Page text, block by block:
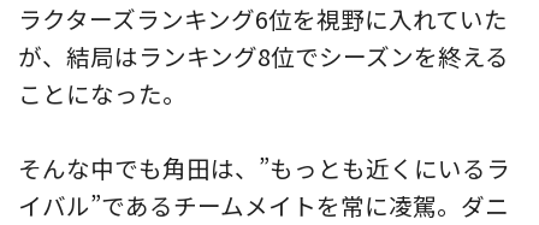
ラクターズランキング6位を視野に入れていた
が、結局はランキング8位でシーズンを終える
ことになった。
そんな中でも角田は、”もっとも近くにいるラ
イバル”であるチームメイトを常に凌駕。ダニ